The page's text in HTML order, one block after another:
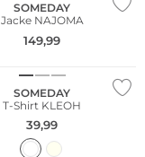
SOMEDAY
Jacke NAJOMA
149,99
SOMEDAY
T-Shirt KLEOH
39,99